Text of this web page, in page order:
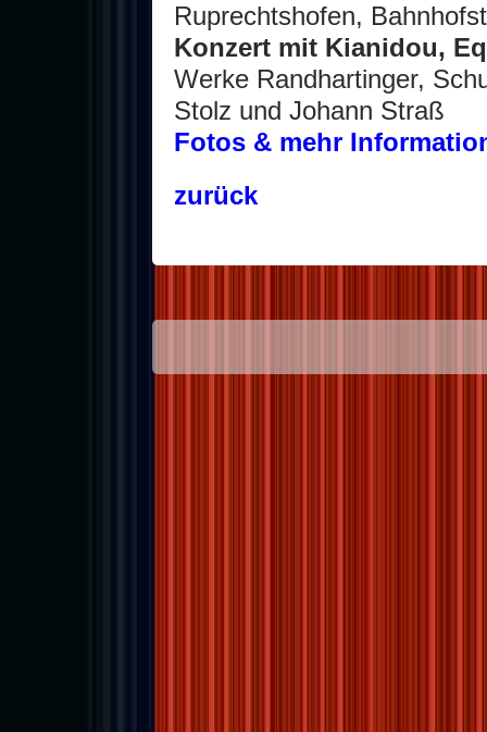
Ruprechtshofen,
Konzert mit Kianidou,
Werke Randhartinger,
Stolz und Johann Straß
Fotos & mehr
zurück